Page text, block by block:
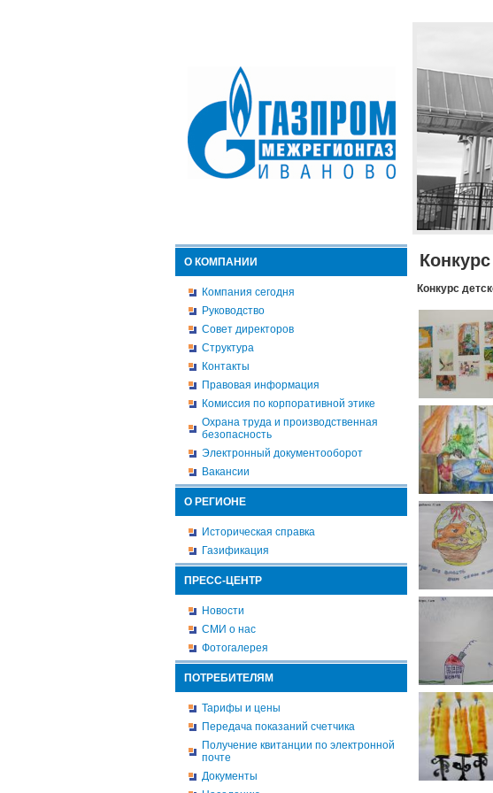
О КОМПАНИИ
Компания сегодня
Руководство
Совет директоров
Структура
Контакты
Правовая информация
Комиссия по корпоративной этике
Охрана труда и производственная
безопасность
Электронный документооборот
Вакансии
О РЕГИОНЕ
Историческая справка
Газификация
ПРЕСС-ЦЕНТР
Новости
СМИ о нас
Фотогалерея
ПОТРЕБИТЕЛЯМ
Тарифы и цены
Передача показаний счетчика
Получение квитанции по электронной
почте
Документы
Конкурс